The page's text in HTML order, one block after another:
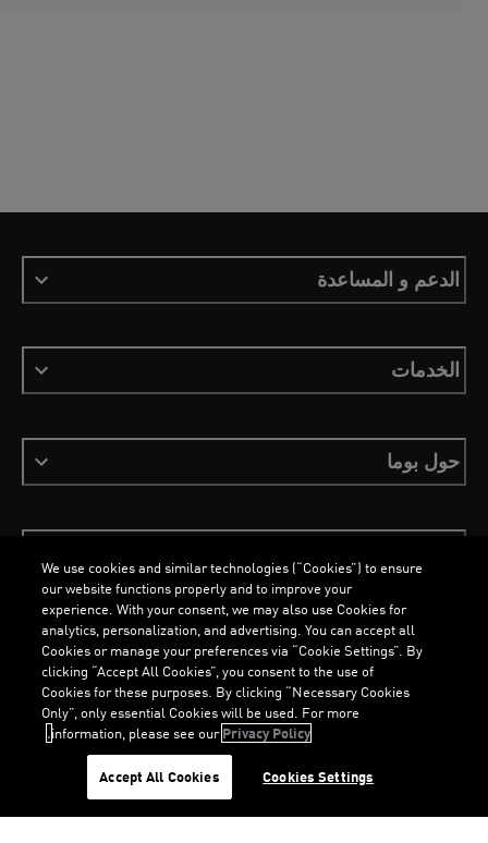
G
.
الدعم و المساعدة
الخدمات
حول بوما
ملفات تعريف الارتباطسياسة الخصوصيةImprint
العربية
جميع الحقوق محفوظة © PUMA, 2026
We use cookies and similar technologies (“Cookies”) to ensure
our website functions properly and to improve your
experience. With your consent, we may also use Cookies for
analytics, personalization, and advertising. You can accept all
Cookies or manage your preferences via “Cookie Settings”. By
clicking “Accept All Cookies”, you consent to the use of
Cookies for these purposes. By clicking “Necessary Cookies
Only”, only essential Cookies will be used. For more
information, please see ourPrivacy Policy.
Cookies Settings
Accept All Cookies